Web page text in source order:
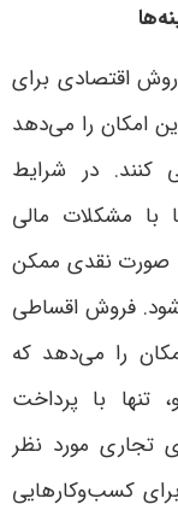
اقتصادی برای
امکان را می‌دهد
کنند. در شرایط
با مشکلات مالی
صورت نقدی ممکن
فروش اقساطی
را می‌دهد که
تنها با پرداخت
تجاری مورد نظر
کسب‌وکارهایی